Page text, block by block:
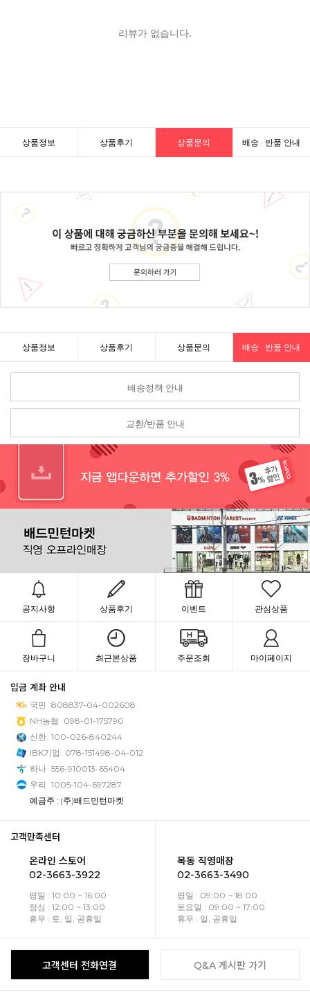
상품정보 상품후기 상품문의 배송 · 반품 안내
상품정보 상품후기 상품문의 배송 · 반품 안내
배송정책 안내
교환/반품 안내
공지사항 상품후기 이벤트 관심상품
장바구니 최근본상품 주문조회 마이페이지
입금 계좌 안내
국민 808837-04-002608
NH농협
098-01-175790
신한 100-026-840244
IBK기업
078-151498-04-012
하나 556-910013-65404
우리 1005-104-697287
예금주 : (주)배드민턴마켓
고객만족센터
온라인 스토어
02-3663-3922
평일 : 10:00 ~ 16:00
점심 : 12:00 ~ 13:00
휴무 : 토, 일, 공휴일
목동 직영매장
02-3663-3490
평일 : 09:00 ~ 18:00
토요일 : 09:00 ~ 17:00
휴무 : 일, 공휴일
고객센터 전화연결 Q&A 게시판 가기